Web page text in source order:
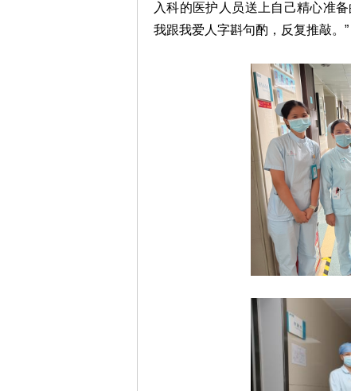
入科的医护人员送上自己精心准
我跟我爱人字斟句酌，反复推敲。”